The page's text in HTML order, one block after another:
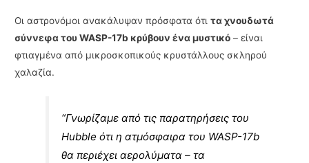
Οι αστρονόμοι ανακάλυψαν πρόσφατα ότιτα χνουδωτά
σύννεφα του WASP-17b κρύβουν ένα μυστικό – είναι
φτιαγμένα από μικροσκοπικούς κρυστάλλους σκληρού
χαλαζία.
“Γνωρίζαμε από τις παρατηρήσεις του
Hubble ότι η ατμόσφαιρα του WASP-17b
θα περιέχει αερολύματα – τα